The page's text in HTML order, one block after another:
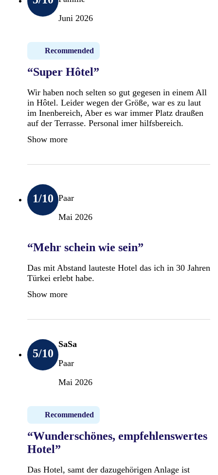
Juni 2026
Recommended
“Super Hôtel”
Wir haben noch selten so gut gegesen in einem All
in Hôtel. Leider wegen der Größe, war es zu laut
im Inenbereich, Aber es war immer Platz draußen
auf der Terrasse. Personal imer hilfsbereich.
Show more
1/10 Paar
Mai 2026
“Mehr schein wie sein”
Das mit Abstand lauteste Hotel das ich in 30 Jahren
Türkei erlebt habe.
Show more
5/10
SaSa
Paar
Mai 2026
Recommended
“Wunderschönes, empfehlenswertes
Hotel”
Das Hotel, samt der dazugehörigen Anlage ist